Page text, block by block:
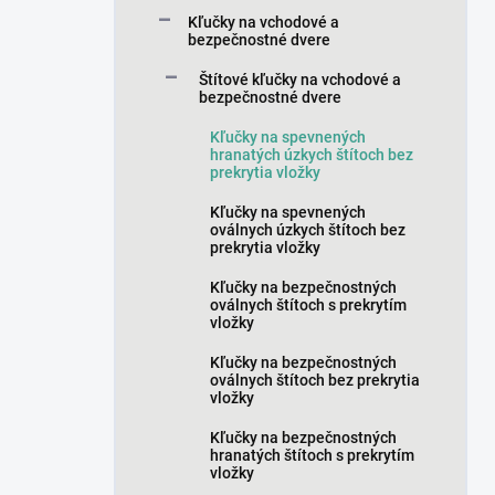
Kľučky na vchodové a
bezpečnostné dvere
Štítové kľučky na vchodové a
bezpečnostné dvere
Kľučky na spevnených
hranatých úzkych štítoch bez
prekrytia vložky
Kľučky na spevnených
oválnych úzkych štítoch bez
prekrytia vložky
Kľučky na bezpečnostných
oválnych štítoch s prekrytím
vložky
Kľučky na bezpečnostných
oválnych štítoch bez prekrytia
vložky
Kľučky na bezpečnostných
hranatých štítoch s prekrytím
vložky